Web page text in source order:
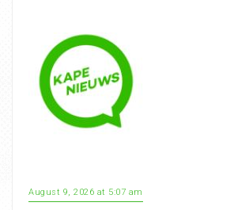
August 9, 2026 at 5:07 am